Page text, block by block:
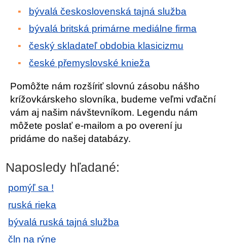
bývalá československá tajná služba
bývalá britská primárne mediálne firma
český skladateľ obdobia klasicizmu
české přemyslovské knieža
Pomôžte nám rozšíriť slovnú zásobu nášho
krížovkárskeho slovníka, budeme veľmi vďační
vám aj našim návštevníkom. Legendu nám
môžete poslať e-mailom a po overení ju
pridáme do našej databázy.
Naposledy hľadané:
pomýľ sa !
ruská rieka
bývalá ruská tajná služba
čln na rýne